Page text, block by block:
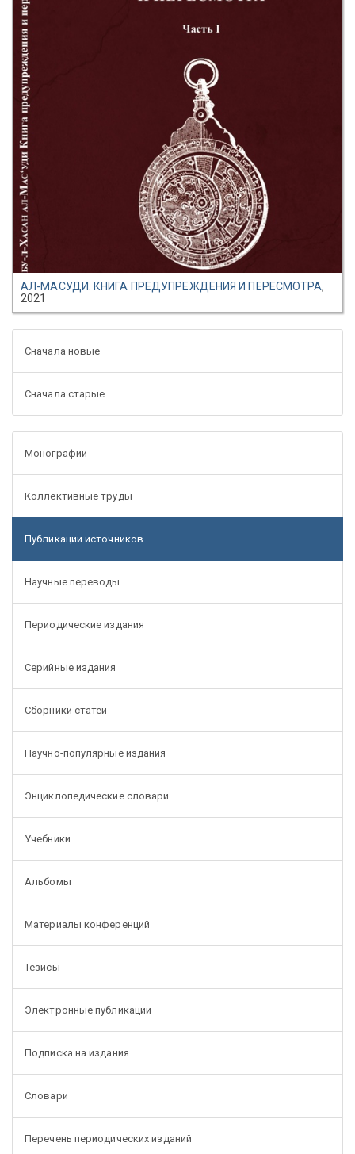
АЛ-МАСУДИ. КНИГА ПРЕДУПРЕЖДЕНИЯ И ПЕРЕСМОТРА,
2021
Сначала новые
Сначала старые
Монографии
Коллективные труды
Публикации источников
Научные переводы
Периодические издания
Серийные издания
Сборники статей
Научно-популярные издания
Энциклопедические словари
Учебники
Альбомы
Материалы конференций
Тезисы
Электронные публикации
Подписка на издания
Словари
Перечень периодических изданий